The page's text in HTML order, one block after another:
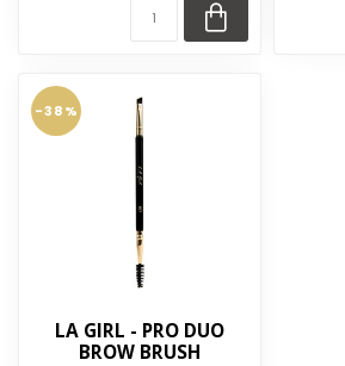
-38%
LA GIRL - PRO DUO
BROW BRUSH